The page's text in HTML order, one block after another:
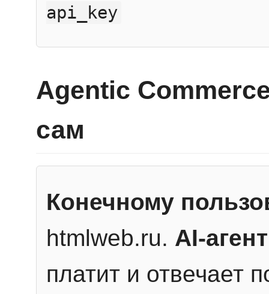
api_key
Agentic
сам
Конечному
htmlweb.ru. AI-агент
платит и отвечает